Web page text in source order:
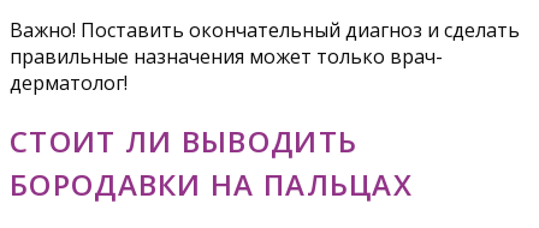
Важно! Поставить окончательный диагноз и сделать
правильные назначения может только врач-
дерматолог!
СТОИТ ЛИ ВЫВОДИТЬ
БОРОДАВКИ НА ПАЛЬЦАХ